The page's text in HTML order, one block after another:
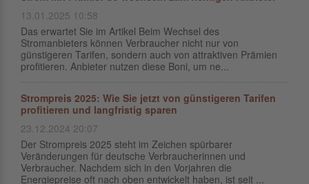
13.01.2025 10:58
Das erwartet Sie im Artikel Beim Wechsel des
Stromanbieters können Verbraucher nicht nur von
günstigeren Tarifen, sondern auch von attraktiven Prämien
profitieren. Anbieter nutzen diese Boni, um ne...
Strompreis 2025: Wie Sie jetzt von günstigeren Tarifen
profitieren und langfristig sparen
23.12.2024 20:07
Der Strompreis 2025 steht im Zeichen spürbarer
Veränderungen für deutsche Verbraucherinnen und
Verbraucher. Nachdem sich in den Vorjahren die
Energiepreise oft nach oben entwickelt haben, ist seit ...